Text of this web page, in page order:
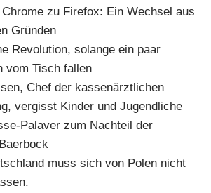
Chrome zu Firefox: Ein Wechsel aus
Gründen
Revolution, solange ein paar
vom Tisch fallen
Chef der kassenärztlichen
vergisst Kinder und Jugendliche
Palaver zum Nachteil der
muss sich von Polen nicht